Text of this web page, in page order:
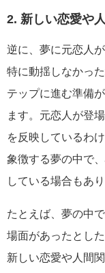
2. 新しい恋愛や
逆に、夢に元恋人
特に動揺しなかっ
テップに進む準備
ます。元恋人が登
を反映しているわ
象徴する夢の中で
している場合もあり
たとえば、夢の中
場面があったとし
新しい恋愛や人間